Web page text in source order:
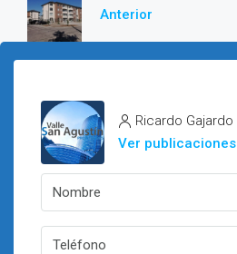
Anterior
Ricardo Gajardo
Ver publicaciones